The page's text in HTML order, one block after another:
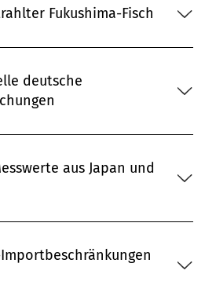
Fukushima-Fisch
deutsche
aus Japan und